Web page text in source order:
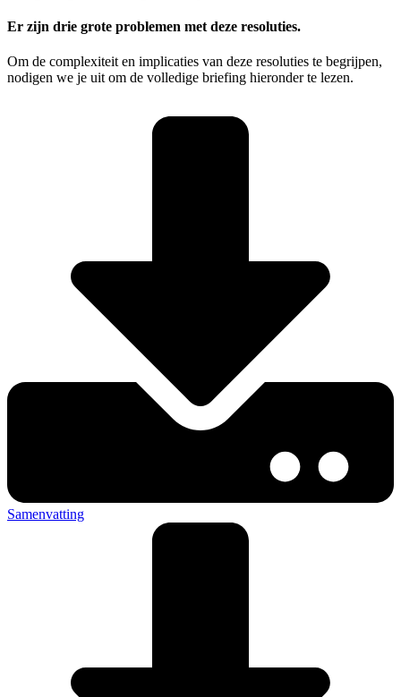
Er zijn drie grote problemen met deze resoluties.
Om de complexiteit en implicaties van deze resoluties te begrijpen,
nodigen we je uit om de volledige briefing hieronder te lezen.
Samenvatting